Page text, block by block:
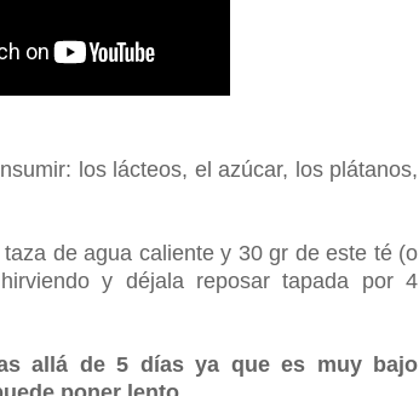
los lácteos, el azúcar, los plátanos,
de agua caliente y 30 gr de este té (o
y déjala reposar tapada por 4
allá de 5 días ya que es muy bajo